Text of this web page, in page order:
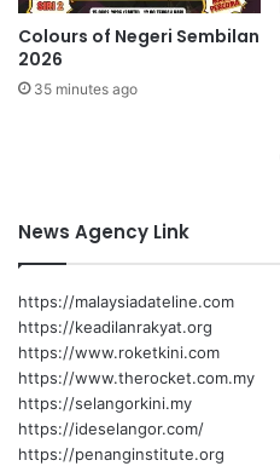
0
o
l
e
h
k
e
r
j
a
2
p
e
t
Colours of Negeri Sembilan
2026
35 minutes ago
News Agency Link
https://malaysiadateline.com
https://keadilanrakyat.org
https://www.roketkini.com
https://www.therocket.com.my
https://selangorkini.my
https://ideselangor.com/
https://penanginstitute.org